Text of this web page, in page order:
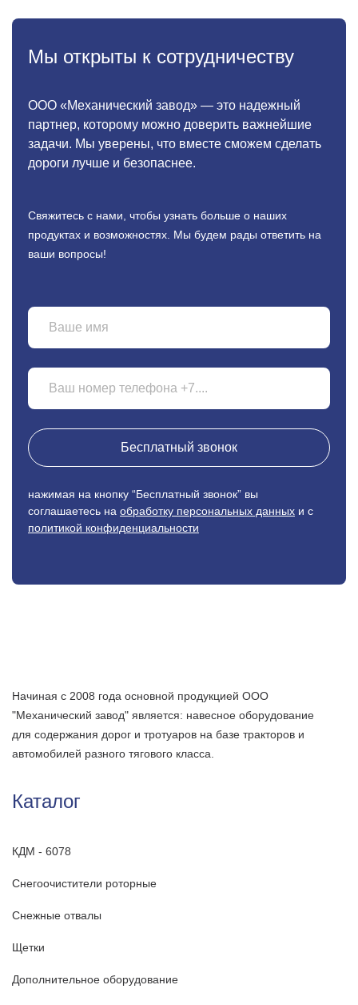
Мы открыты к сотрудничеству
ООО «Механический завод» — это надежный
партнер, которому можно доверить важнейшие
задачи. Мы уверены, что вместе сможем сделать
дороги лучше и безопаснее.
Свяжитесь с нами, чтобы узнать больше о наших
продуктах и возможностях. Мы будем рады ответить на
ваши вопросы!
Бесплатный звонок
нажимая на кнопку “Бесплатный звонок” вы
соглашаетесь на обработку персональных данных и с
политикой конфиденциальности
Начиная с 2008 года основной продукцией ООО
"Механический завод" является: навесное оборудование
для содержания дорог и тротуаров на базе тракторов и
автомобилей разного тягового класса.
Каталог
КДМ - 6078
Снегоочистители роторные
Снежные отвалы
Щетки
Дополнительное оборудование